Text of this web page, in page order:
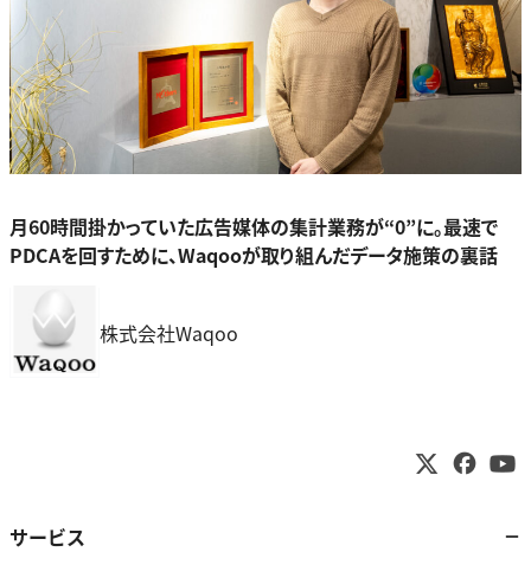
月60時間掛かっていた広告媒体の集計業務が“0”に。最速で
PDCAを回すために、Waqooが取り組んだデータ施策の裏話
株式会社Waqoo
サービス